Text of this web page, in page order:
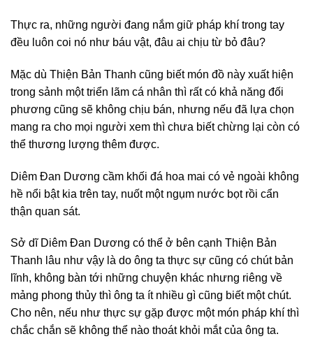
Thực ra, những người đang nắm giữ pháp khí trong tay
đều luôn coi nó như báu vật, đâu ai chịu từ bỏ đâu?
Mặc dù Thiện Bản Thanh cũng biết món đồ này xuất hiện
trong sảnh một triển lãm cá nhân thì rất có khả năng đối
phương cũng sẽ không chịu bán, nhưng nếu đã lựa chọn
mang ra cho mọi người xem thì chưa biết chừng lại còn có
thể thương lượng thêm được.
Diêm Đan Dương cầm khối đá hoa mai có vẻ ngoài không
hề nổi bật kia trên tay, nuốt một ngụm nước bọt rồi cẩn
thận quan sát.
Sở dĩ Diêm Đan Dương có thể ở bên cạnh Thiện Bản
Thanh lâu như vậy là do ông ta thực sự cũng có chút bản
lĩnh, không bàn tới những chuyện khác nhưng riêng về
mảng phong thủy thì ông ta ít nhiều gì cũng biết một chút.
Cho nên, nếu như thực sự gặp được một món pháp khí thì
chắc chắn sẽ không thể nào thoát khỏi mắt của ông ta.